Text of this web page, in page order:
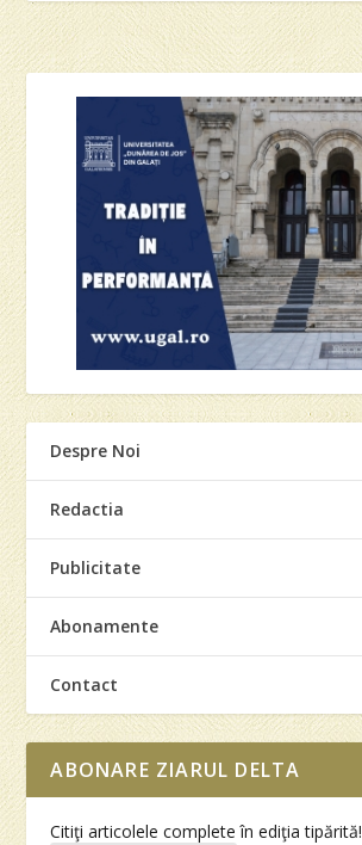
Despre Noi
Redactia
Publicitate
Abonamente
Contact
ABONARE ZIARUL DELTA
Citiţi articolele complete în ediţia tipărită!